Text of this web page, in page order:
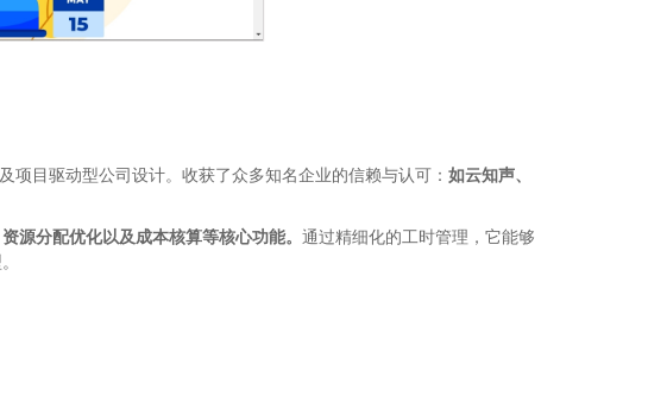
目驱动型公司设计。收获了众多知名企业的信赖与认可： 如云知声、
源分配优化以及成本核算等核心功能。 通过精细化的工时管理，它能够